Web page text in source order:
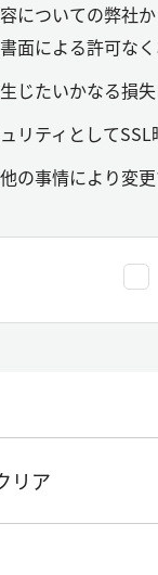
についての弊社
面による許可な
じたいかなる損
リティとしてSSL
の事情により変更
リア